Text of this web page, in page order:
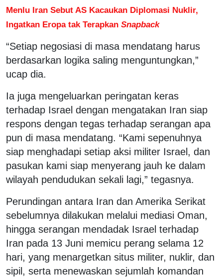
Menlu Iran Sebut AS Kacaukan Diplomasi Nuklir,
Ingatkan Eropa tak Terapkan Snapback
“Setiap negosiasi di masa mendatang harus
berdasarkan logika saling menguntungkan,”
ucap dia.
Ia juga mengeluarkan peringatan keras
terhadap Israel dengan mengatakan Iran siap
respons dengan tegas terhadap serangan apa
pun di masa mendatang. “Kami sepenuhnya
siap menghadapi setiap aksi militer Israel, dan
pasukan kami siap menyerang jauh ke dalam
wilayah pendudukan sekali lagi,” tegasnya.
Perundingan antara Iran dan Amerika Serikat
sebelumnya dilakukan melalui mediasi Oman,
hingga serangan mendadak Israel terhadap
Iran pada 13 Juni memicu perang selama 12
hari, yang menargetkan situs militer, nuklir, dan
sipil, serta menewaskan sejumlah komandan